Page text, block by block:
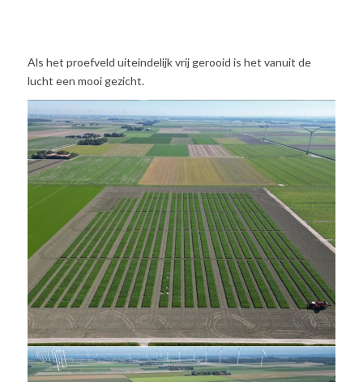
Als het proefveld uiteindelijk vrij gerooid is het vanuit de
lucht een mooi gezicht.